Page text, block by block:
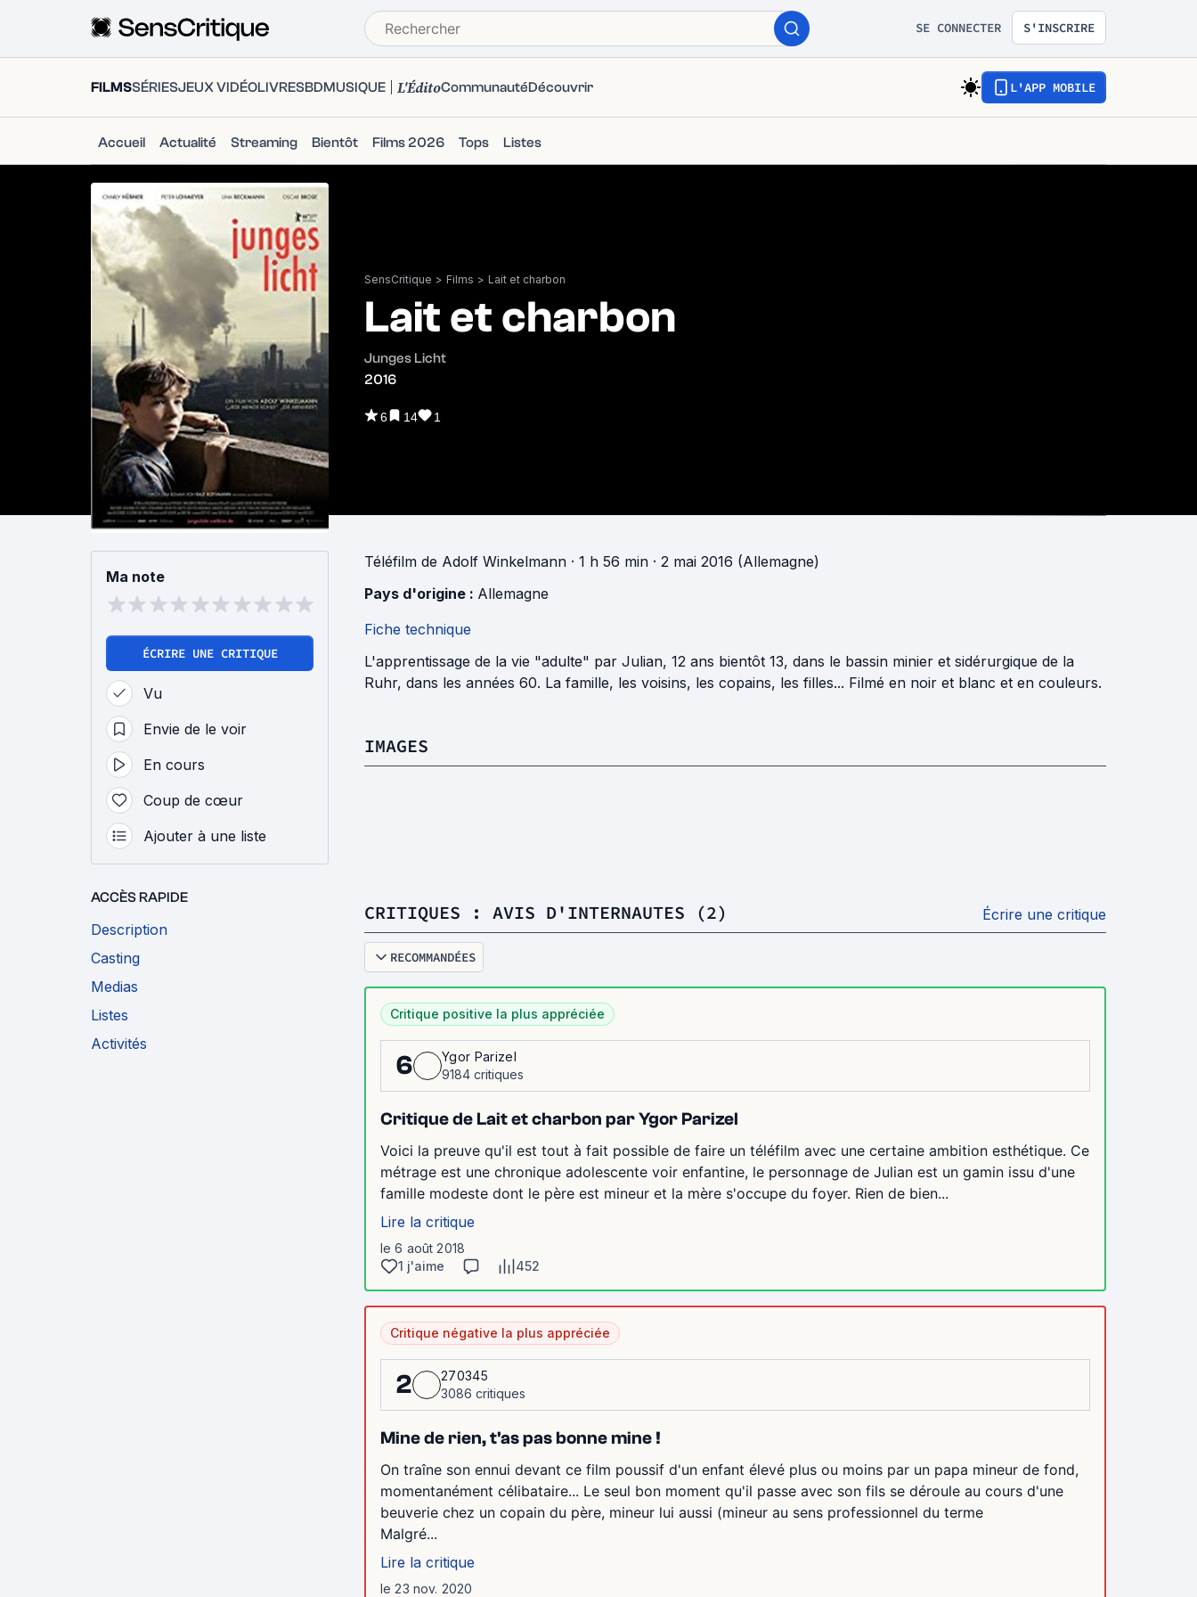
SE CONNECTER S'INSCRIRE
FILMSSÉRIESJEUX VIDÉOLIVRESBDMUSIQUE L'ÉditoCommunautéDécouvrir L'APP MOBILE
Accueil Actualité Streaming Bientôt Films 2026 Tops Listes
SensCritique > Films > Lait et charbon
Lait et charbon
Junges Licht
2016
6 14 1
Ma note
ÉCRIRE UNE CRITIQUE
Vu
Envie de le voir
En cours
Coup de cœur
Ajouter à une liste
ACCÈS RAPIDE
Description
Casting
Medias
Listes
Activités
Téléfilm de Adolf Winkelmann · 1 h 56 min · 2 mai 2016 (Allemagne)
Pays d'origine : Allemagne
Fiche technique
L'apprentissage de la vie "adulte" par Julian, 12 ans bientôt 13, dans le bassin minier et sidérurgique de la
Ruhr, dans les années 60. La famille, les voisins, les copains, les filles... Filmé en noir et blanc et en couleurs.
IMAGES
CRITIQUES : AVIS D'INTERNAUTES (2) Écrire une critique
RECOMMANDÉES
Critique positive la plus appréciée
6
Ygor Parizel
9184 critiques
Critique de Lait et charbon par Ygor Parizel
Voici la preuve qu'il est tout à fait possible de faire un téléfilm avec une certaine ambition esthétique. Ce
métrage est une chronique adolescente voir enfantine, le personnage de Julian est un gamin issu d'une
famille modeste dont le père est mineur et la mère s'occupe du foyer. Rien de bien...
Lire la critique
le 6 août 2018
1 j'aime
452
Critique négative la plus appréciée
2
270345
3086 critiques
Mine de rien, t'as pas bonne mine !
On traîne son ennui devant ce film poussif d'un enfant élevé plus ou moins par un papa mineur de fond,
momentanément célibataire... Le seul bon moment qu'il passe avec son fils se déroule au cours d'une
beuverie chez un copain du père, mineur lui aussi (mineur au sens professionnel du terme
Malgré...
Lire la critique
le 23 nov. 2020